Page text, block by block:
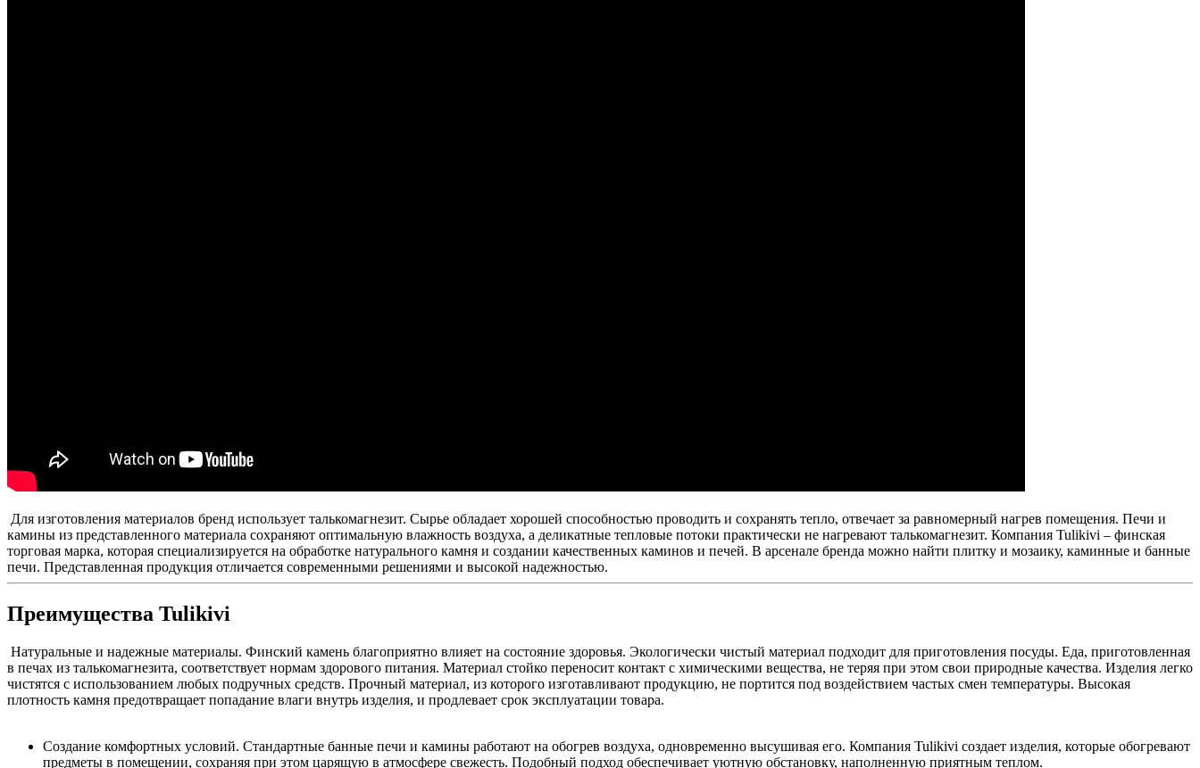
Для изготовления материалов бренд использует талькомагнезит. Сырье обладает хорошей способностью проводить и сохранять тепло, отвечает за равномерный нагрев помещения. Печи и
камины из представленного материала сохраняют оптимальную влажность воздуха, а деликатные тепловые потоки практически не нагревают талькомагнезит. Компания Tulikivi – финская
торговая марка, которая специализируется на обработке натурального камня и создании качественных каминов и печей. В арсенале бренда можно найти плитку и мозаику, каминные и банные
печи. Представленная продукция отличается современными решениями и высокой надежностью.
Преимущества Tulikivi
Натуральные и надежные материалы. Финский камень благоприятно влияет на состояние здоровья. Экологически чистый материал подходит для приготовления посуды. Еда, приготовленная
в печах из талькомагнезита, соответствует нормам здорового питания. Материал стойко переносит контакт с химическими вещества, не теряя при этом свои природные качества. Изделия легко
чистятся с использованием любых подручных средств. Прочный материал, из которого изготавливают продукцию, не портится под воздействием частых смен температуры. Высокая
плотность камня предотвращает попадание влаги внутрь изделия, и продлевает срок эксплуатации товара.
Создание комфортных условий. Стандартные банные печи и камины работают на обогрев воздуха, одновременно высушивая его. Компания Tulikivi создает изделия, которые обогревают
предметы в помещении, сохраняя при этом царящую в атмосфере свежесть. Подобный подход обеспечивает уютную обстановку, наполненную приятным теплом.